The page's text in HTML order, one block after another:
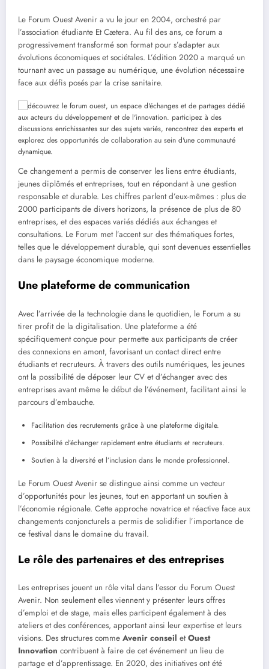
Le Forum Ouest Avenir a vu le jour en 2004, orchestré par
l’association étudiante Et Cætera. Au fil des ans, ce forum a
progressivement transformé son format pour s’adapter aux
évolutions économiques et sociétales. L’édition 2020 a marqué un
tournant avec un passage au numérique, une évolution nécessaire
face aux défis posés par la crise sanitaire.
Ce changement a permis de conserver les liens entre étudiants,
jeunes diplômés et entreprises, tout en répondant à une gestion
responsable et durable. Les chiffres parlent d’eux-mêmes : plus de
2000 participants de divers horizons, la présence de plus de 80
entreprises, et des espaces variés dédiés aux échanges et
consultations. Le Forum met l’accent sur des thématiques fortes,
telles que le développement durable, qui sont devenues essentielles
dans le paysage économique moderne.
Une plateforme de communication
Avec l’arrivée de la technologie dans le quotidien, le Forum a su
tirer profit de la digitalisation. Une plateforme a été
spécifiquement conçue pour permette aux participants de créer
des connexions en amont, favorisant un contact direct entre
étudiants et recruteurs. À travers des outils numériques, les jeunes
ont la possibilité de déposer leur CV et d’échanger avec des
entreprises avant même le début de l’événement, facilitant ainsi le
parcours d’embauche.
Facilitation des recrutements grâce à une plateforme digitale.
Possibilité d’échanger rapidement entre étudiants et recruteurs.
Soutien à la diversité et l’inclusion dans le monde professionnel.
Le Forum Ouest Avenir se distingue ainsi comme un vecteur
d’opportunités pour les jeunes, tout en apportant un soutien à
l’économie régionale. Cette approche novatrice et réactive face aux
changements conjoncturels a permis de solidifier l’importance de
ce festival dans le domaine du travail.
Le rôle des partenaires et des entreprises
Les entreprises jouent un rôle vital dans l’essor du Forum Ouest
Avenir. Non seulement elles viennent y présenter leurs offres
d’emploi et de stage, mais elles participent également à des
ateliers et des conférences, apportant ainsi leur expertise et leurs
visions. Des structures comme Avenir conseil etOuest
Innovation contribuent à faire de cet événement un lieu de
partage et d’apprentissage. En 2020, des initiatives ont été